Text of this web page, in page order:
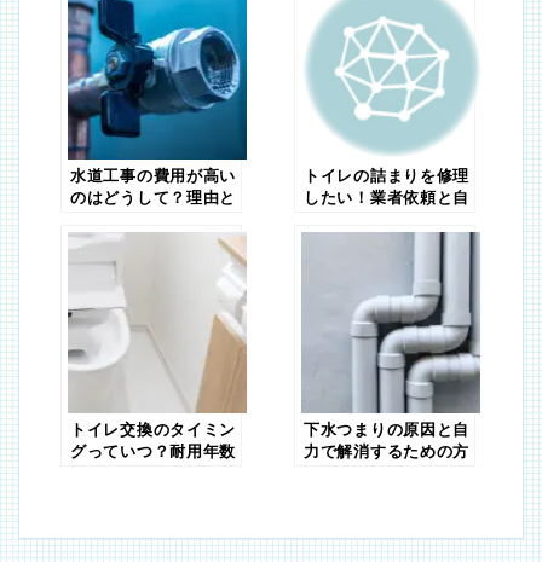
水道工事の費用が高い
のはどうして？理由と
解説
トイレの詰まりを修理
したい！業者依頼と自
トイレ交換のタイミン
グっていつ？耐用年数
下水つまりの原因と自
力で解消するための方